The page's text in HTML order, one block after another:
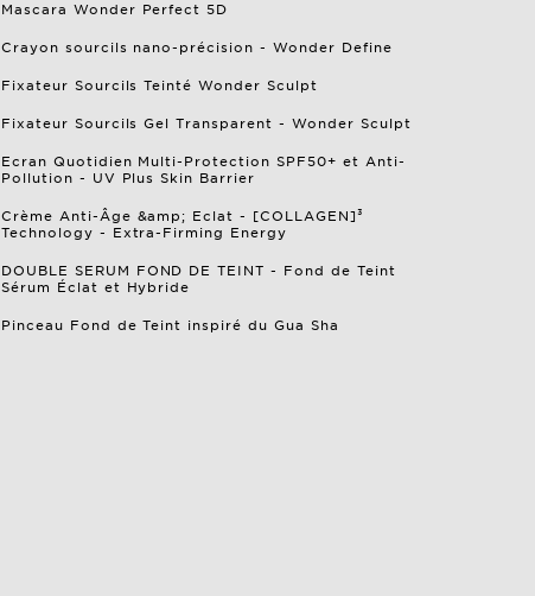
Mascara Wonder Perfect 5D
Crayon sourcils nano-précision - Wonder Define
Fixateur Sourcils Teinté Wonder Sculpt
Fixateur Sourcils Gel Transparent - Wonder Sculpt
Ecran Quotidien Multi-Protection SPF50+ et Anti-
Pollution - UV Plus Skin Barrier
Crème Anti-Âge &amp; Eclat - [COLLAGEN]³
Technology - Extra-Firming Energy
DOUBLE SERUM FOND DE TEINT - Fond de Teint
Sérum Éclat et Hybride
Pinceau Fond de Teint inspiré du Gua Sha